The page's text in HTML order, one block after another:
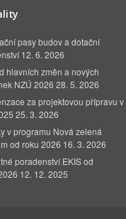
pasy budov a dotační
12. 6. 2026
hlavních změn a nových
NZÚ 2026 28. 5. 2026
za projektovou přípravu v
25. 3. 2026
v programu Nová zelená
od roku 2026 16. 3. 2026
poradenství EKIS od
12. 12. 2025